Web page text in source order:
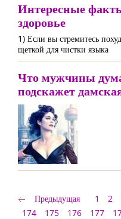
Интересные
здоровье
1) Если вы стремитесь
щеткой для чистки языка
Что мужчины
подскажет
Предыдущая 1 2
174
175 176 177